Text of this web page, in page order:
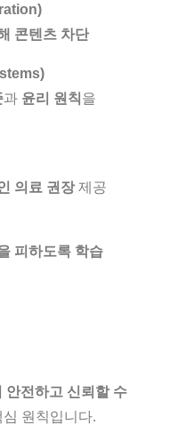
콘텐츠 차단
과 윤리 원칙 을
의료 권장제공
피하도록 학습
안전하고 신뢰할 수
원칙입니다.